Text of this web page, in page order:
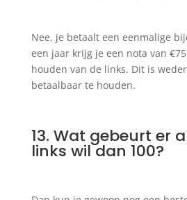
Nee, je betaalt een eenmalige
een jaar krijg je een nota van
houden van de links. Dit is
betaalbaar te houden.
13. Wat gebeurt er
links wil dan 100?